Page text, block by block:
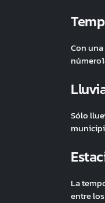
Con
Sólo
La
entre